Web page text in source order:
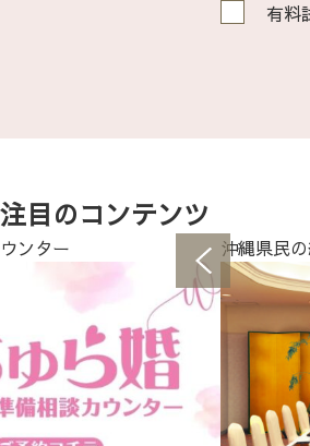
有料
注目のコンテンツ
ンター 沖縄県民